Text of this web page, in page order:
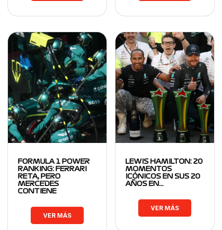
FORMULA 1 POWER
RANKING: FERRARI
RETA, PERO
MERCEDES
CONTIENE
VER MÁS
LEWIS HAMILTON: 20
MOMENTOS
ICÓNICOS EN SUS 20
AÑOS EN…
VER MÁS